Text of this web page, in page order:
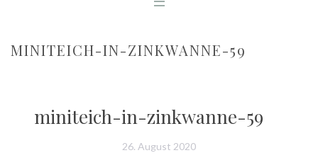
MINITEICH-IN-ZINKWANNE-59
miniteich-in-zinkwanne-59
26. August 2020